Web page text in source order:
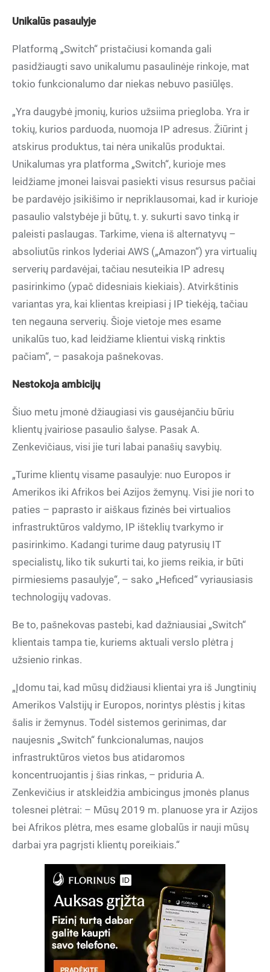
Unikalūs pasaulyje
Platformą „Switch“ pristačiusi komanda gali
pasidžiaugti savo unikalumu pasaulinėje rinkoje, mat
tokio funkcionalumo dar niekas nebuvo pasiūlęs.
„Yra daugybė įmonių, kurios užsiima priegloba. Yra ir
tokių, kurios parduoda, nuomoja IP adresus. Žiūrint į
atskirus produktus, tai nėra unikalūs produktai.
Unikalumas yra platforma „Switch“, kurioje mes
leidžiame įmonei laisvai pasiekti visus resursus pačiai
be pardavėjo įsikišimo ir nepriklausomai, kad ir kurioje
pasaulio valstybėje ji būtų, t. y. sukurti savo tinką ir
paleisti paslaugas. Tarkime, viena iš alternatyvų –
absoliutūs rinkos lyderiai AWS („Amazon“) yra virtualių
serverių pardavėjai, tačiau nesuteikia IP adresų
pasirinkimo (ypač didesniais kiekiais). Atvirkštinis
variantas yra, kai klientas kreipiasi į IP tiekėją, tačiau
ten negauna serverių. Šioje vietoje mes esame
unikalūs tuo, kad leidžiame klientui viską rinktis
pačiam“, – pasakoja pašnekovas.
Nestokoja ambicijų
Šiuo metu įmonė džiaugiasi vis gausėjančiu būriu
klientų įvairiose pasaulio šalyse. Pasak A.
Zenkevičiaus, visi jie turi labai panašių savybių.
„Turime klientų visame pasaulyje: nuo Europos ir
Amerikos iki Afrikos bei Azijos žemynų. Visi jie nori to
paties – paprasto ir aiškaus fizinės bei virtualios
infrastruktūros valdymo, IP išteklių tvarkymo ir
pasirinkimo. Kadangi turime daug patyrusių IT
specialistų, liko tik sukurti tai, ko jiems reikia, ir būti
pirmiesiems pasaulyje“, – sako „Heficed“ vyriausiasis
technologijų vadovas.
Be to, pašnekovas pastebi, kad dažniausiai „Switch“
klientais tampa tie, kuriems aktuali verslo plėtra į
užsienio rinkas.
„Įdomu tai, kad mūsų didžiausi klientai yra iš Jungtinių
Amerikos Valstijų ir Europos, norintys plėstis į kitas
šalis ir žemynus. Todėl sistemos gerinimas, dar
naujesnis „Switch“ funkcionalumas, naujos
infrastruktūros vietos bus atidaromos
koncentruojantis į šias rinkas, – priduria A.
Zenkevičius ir atskleidžia ambicingus įmonės planus
tolesnei plėtrai: – Mūsų 2019 m. planuose yra ir Azijos
bei Afrikos plėtra, mes esame globalūs ir nauji mūsų
darbai yra pagrįsti klientų poreikiais.“